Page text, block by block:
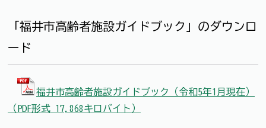
「福井市高齢者施設ガイドブック」のダウンロ
ード
福井市高齢者施設ガイドブック（令和5年1月現在）
（PDF形式 17,868キロバイト）